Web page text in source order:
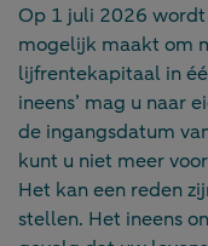
Op 1 juli 2026
mogelijk maakt om
lijfrentekapitaal in
ineens’ mag u naar
de ingangsdatum
kunt u niet meer
Het kan een reden
stellen. Het ineens